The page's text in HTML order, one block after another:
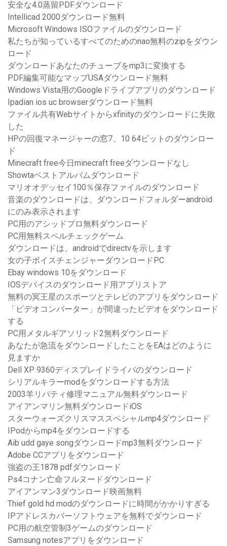
安全な4.0蒸留PDFダウンロード
Intellicad 2000ダウンロード無料
Microsoft Windows ISOファイルのダウンロード
私たちが知っているすべてのためのnao無料のzipをダウン
ロード
ダウンロードあなたのチューブをmp3に変換する
PDF編集可能なマップUSAダウンロード無料
Windows Vista用のGoogleドライブアプリのダウンロード
Ipadian ios uc browserダウンロード無料
ファイル共有Webサイトからxfinityのダウンロードに失敗
した
HPの回復マネージャーの窓7、10 64ビットのダウンロー
ド
Minecraft free今日minecraft freeダウンロードなし
Showtaベストアルバムダウンロード
マリオオデッセイ100％保存ファイルのダウンロード
音楽のダウンロードは、ダウンロードフォルダーandroid
にのみ表示されます
PC用のアシッドプロ無料ダウンロード
PC用無料スペルチェックゲーム
ダウンロードは、androidでdirectvを示します
女の子ボイスチェンジャーダウンロードPC
Ebay windows 10をダウンロード
IOSデバイスのダウンロード用アプリストア
無料の冥王星のスポーツとテレビのアプリをダウンロード
「ビデオコンバーター」が間違ったビデオをダウンロード
する
PC用メタルギアソリッド2無料ダウンロード
あなたが急流をダウンロードしたことをEAはどのように
見ますか
Dell XP 9360ディスプレイドライバのダウンロード
シリアルキラーmodをダウンロードする方法
2003羊リバティ修理マニュアル無料ダウンロード
アイアンマリン無料ダウンロードiOS
スターウォーズクリスマススペシャルm​​p4ダウンロード
IPodからmp4をダウンロードする
Aib udd gaye songダウンロードmp3無料ダウンロード
Adobe CCアプリをダウンロード
強盗の王1878 pdfダウンロード
Ps4コナン亡命フルヌードダウンロード
アイアンマン3ダウンロード映画無料
Thief gold hd modのダウンロードに時間がかかりすぎる
IPアドレスカバーソフトウェアを無料でダウンロード
PC用の航空管制3ゲームのダウンロード
Samsung notesアプリをダウンロード